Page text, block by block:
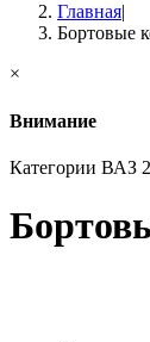
Главная|
Бортовые
×
Внимание
Категории ВАЗ